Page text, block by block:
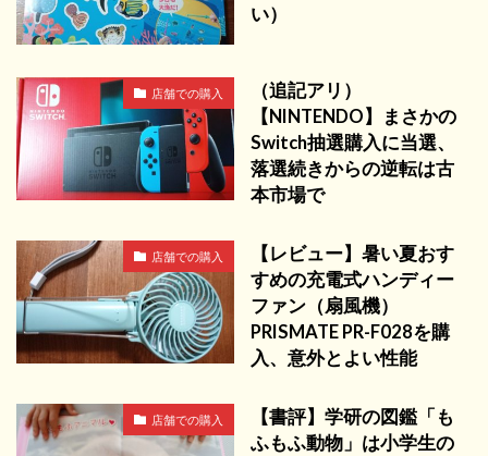
い）
店舗での購入
（追記アリ）
【NINTENDO】まさかの
Switch抽選購入に当選、
落選続きからの逆転は古
本市場で
店舗での購入
【レビュー】暑い夏おす
すめの充電式ハンディー
ファン（扇風機）
PRISMATE PR-F028を購
入、意外とよい性能
店舗での購入
【書評】学研の図鑑「も
ふもふ動物」は小学生の